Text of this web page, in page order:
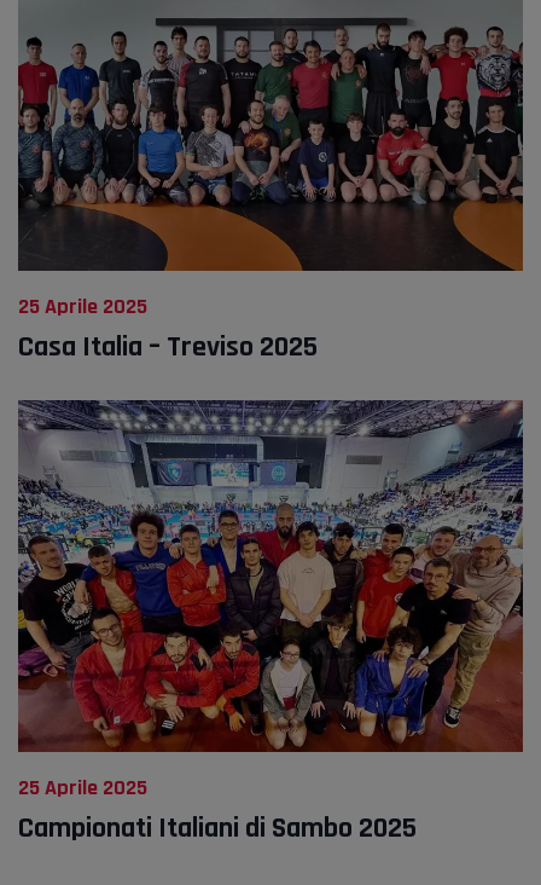
25 Aprile 2025
Casa Italia – Treviso 2025
25 Aprile 2025
Campionati Italiani di Sambo 2025